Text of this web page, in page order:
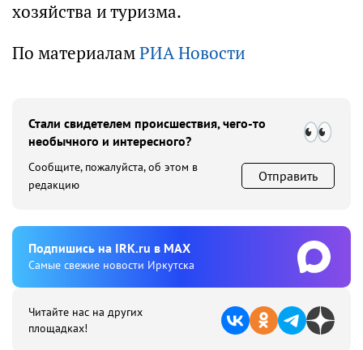
хозяйства и туризма.
По материаламРИА Новости
Стали свидетелем происшествия, чего-то
необычного и интересного?
Сообщите, пожалуйста, об этом в
редакцию
Отправить
Подпишиcь на IRK.ru в MAX
Cамые свежие новости Иркутска
Читайте нас на других
площадках!